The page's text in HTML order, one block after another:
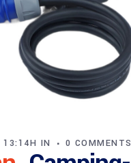
13:14H IN 0 COMMENTS